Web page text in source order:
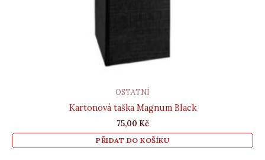
OSTATNÍ
Kartonová taška Magnum Black
75,00 Kč
PŘIDAT DO KOŠÍKU